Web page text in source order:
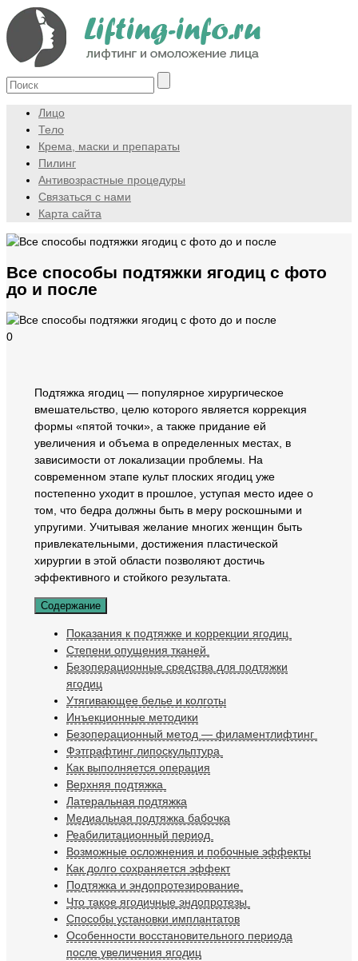
Лицо
Тело
Крема, маски и препараты
Пилинг
Антивозрастные процедуры
Связаться с нами
Карта сайта
Все способы подтяжки ягодиц с фото
до и после
0
Подтяжка ягодиц — популярное хирургическое
вмешательство, целю которого является коррекция
формы «пятой точки», а также придание ей
увеличения и объема в определенных местах, в
зависимости от локализации проблемы. На
современном этапе культ плоских ягодиц уже
постепенно уходит в прошлое, уступая место идее о
том, что бедра должны быть в меру роскошными и
упругими. Учитывая желание многих женщин быть
привлекательными, достижения пластической
хирургии в этой области позволяют достичь
эффективного и стойкого результата.
Содержание
Показания к подтяжке и коррекции ягодиц
Степени опущения тканей
Безоперационные средства для подтяжки
ягодиц
Утягивающее белье и колготы
Инъекционные методики
Безоперационный метод — филаментлифтинг
Фэтграфтинг липоскульптура
Как выполняется операция
Верхняя подтяжка
Латеральная подтяжка
Медиальная подтяжка бабочка
Реабилитационный период
Возможные осложнения и побочные эффекты
Как долго сохраняется эффект
Подтяжка и эндопротезирование
Что такое ягодичные эндопротезы
Способы установки имплантатов
Особенности восстановительного периода
после увеличения ягодиц